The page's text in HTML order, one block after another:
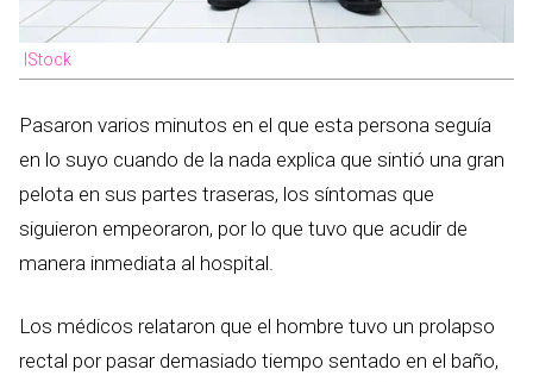
IStock
Pasaron varios minutos en el que esta persona seguía
en lo suyo cuando de la nada explica que sintió una gran
pelota en sus partes traseras, los síntomas que
siguieron empeoraron, por lo que tuvo que acudir de
manera inmediata al hospital.
Los médicos relataron que el hombre tuvo un prolapso
rectal por pasar demasiado tiempo sentado en el baño,